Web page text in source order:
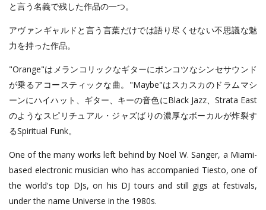
と言う名義で残した作品の一つ。
アヴァンギャルドと言う言葉だけでは語り尽くせない不思議な魅
力を持った作品。
"Orange"はメランコリックなギターにポンコツなシンセサウンド
が乗るアコースティックな曲。"Maybe"はスカスカのドラムマシ
ーンにハイハット、ギター、キーの音色にBlack Jazz、Strata East
のようなスピリチュアル・ジャズばりの濃厚なボーカルが炸裂す
るSpiritual Funk。
One of the many works left behind by Noel W. Sanger, a Miami-
based electronic musician who has accompanied Tiesto, one of
the world's top DJs, on his DJ tours and still gigs at festivals,
under the name Universe in the 1980s.